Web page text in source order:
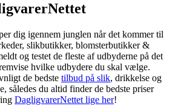
dig igennem junglen når det kommer til
slikbutikker, blomsterbutikker &
og testet de fleste af udbyderne på det
hvilke udbydere du skal vælge.
de bedste tilbud på slik, drikkelse og
således du altid finder de bedste priser
DagligvarerNettet lige her!